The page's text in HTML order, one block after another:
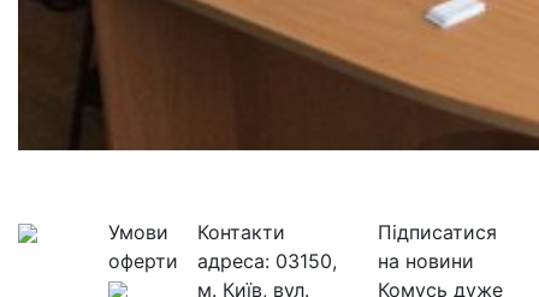
Умови
оферти
Контакти
адреса: 03150,
м. Київ, вул.
Підписатися
на новини
Комусь дуже